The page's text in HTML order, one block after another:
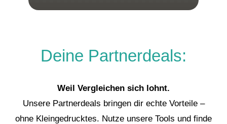
Deine Partnerdeals:
Weil Vergleichen sich lohnt.
Unsere Partnerdeals bringen dir echte Vorteile –
ohne Kleingedrucktes. Nutze unsere Tools und finde